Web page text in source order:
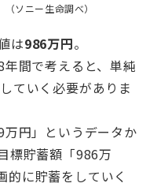
ソニー生命調べ）
は986万円。
間で考えると、単純
ていく必要がありま
円」というデータか
標貯蓄額「986万
的に貯蓄をしていく